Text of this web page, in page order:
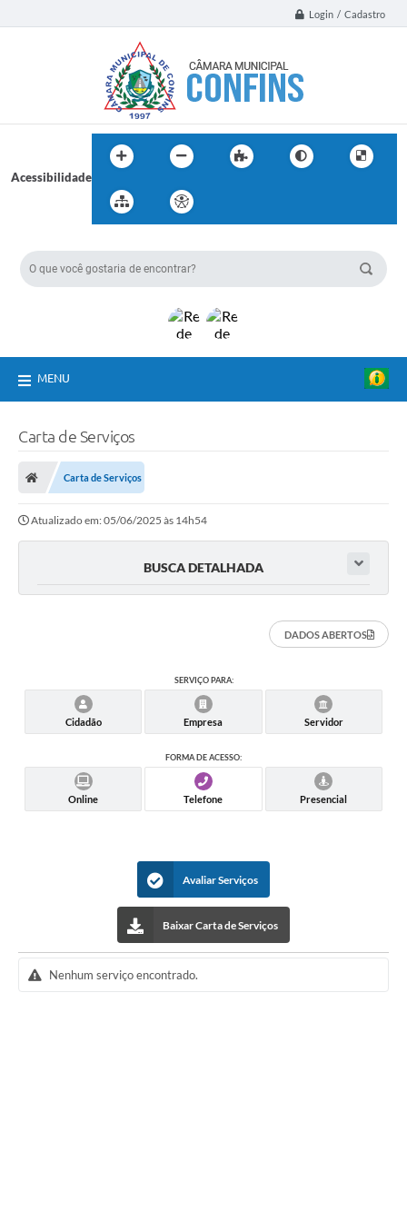
Login / Cadastro
Acessibilidade
MENU
Carta de Serviços
Carta de Serviços
Atualizado em: 05/06/2025 às 14h54
BUSCA DETALHADA
DADOS ABERTOS
SERVIÇO PARA:
Cidadão Empresa Servidor
FORMA DE ACESSO:
Online Telefone Presencial
Avaliar Serviços
Baixar Carta de Serviços
Nenhum serviço encontrado.